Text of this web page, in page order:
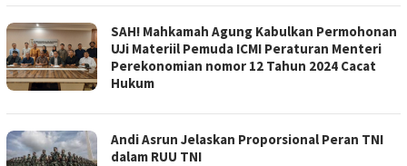
SAH! Mahkamah Agung Kabulkan Permohonan
UJi Materiil Pemuda ICMI Peraturan Menteri
Perekonomian nomor 12 Tahun 2024 Cacat
Hukum
Andi Asrun Jelaskan Proporsional Peran TNI
dalam RUU TNI